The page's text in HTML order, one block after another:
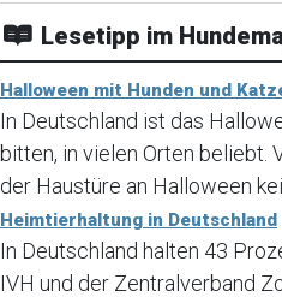
Lesetipp im
Halloween mit Hunden und
In Deutschland ist das
bitten, in vielen Orten beliebt.
der Haustüre an Halloween
Heimtierhaltung in Deutschland
In Deutschland halten 43
IVH und der Zentralverband